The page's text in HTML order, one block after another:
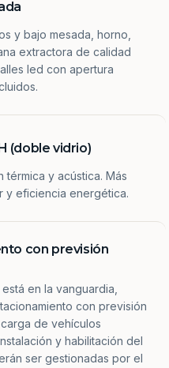
y bajo mesada, horno,
extractora de calidad
led con apertura
(doble vidrio)
térmica y acústica. Más
y eficiencia energética.
con previsión
en la vanguardia,
con previsión
de vehículos
y habilitación del
ser gestionadas por el